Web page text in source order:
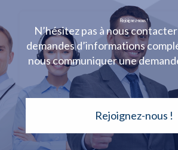
Rejoignez-nous !
N’hésitez pas à nous
demandes d’informations
nous communiquer une
Rejoignez-nous !